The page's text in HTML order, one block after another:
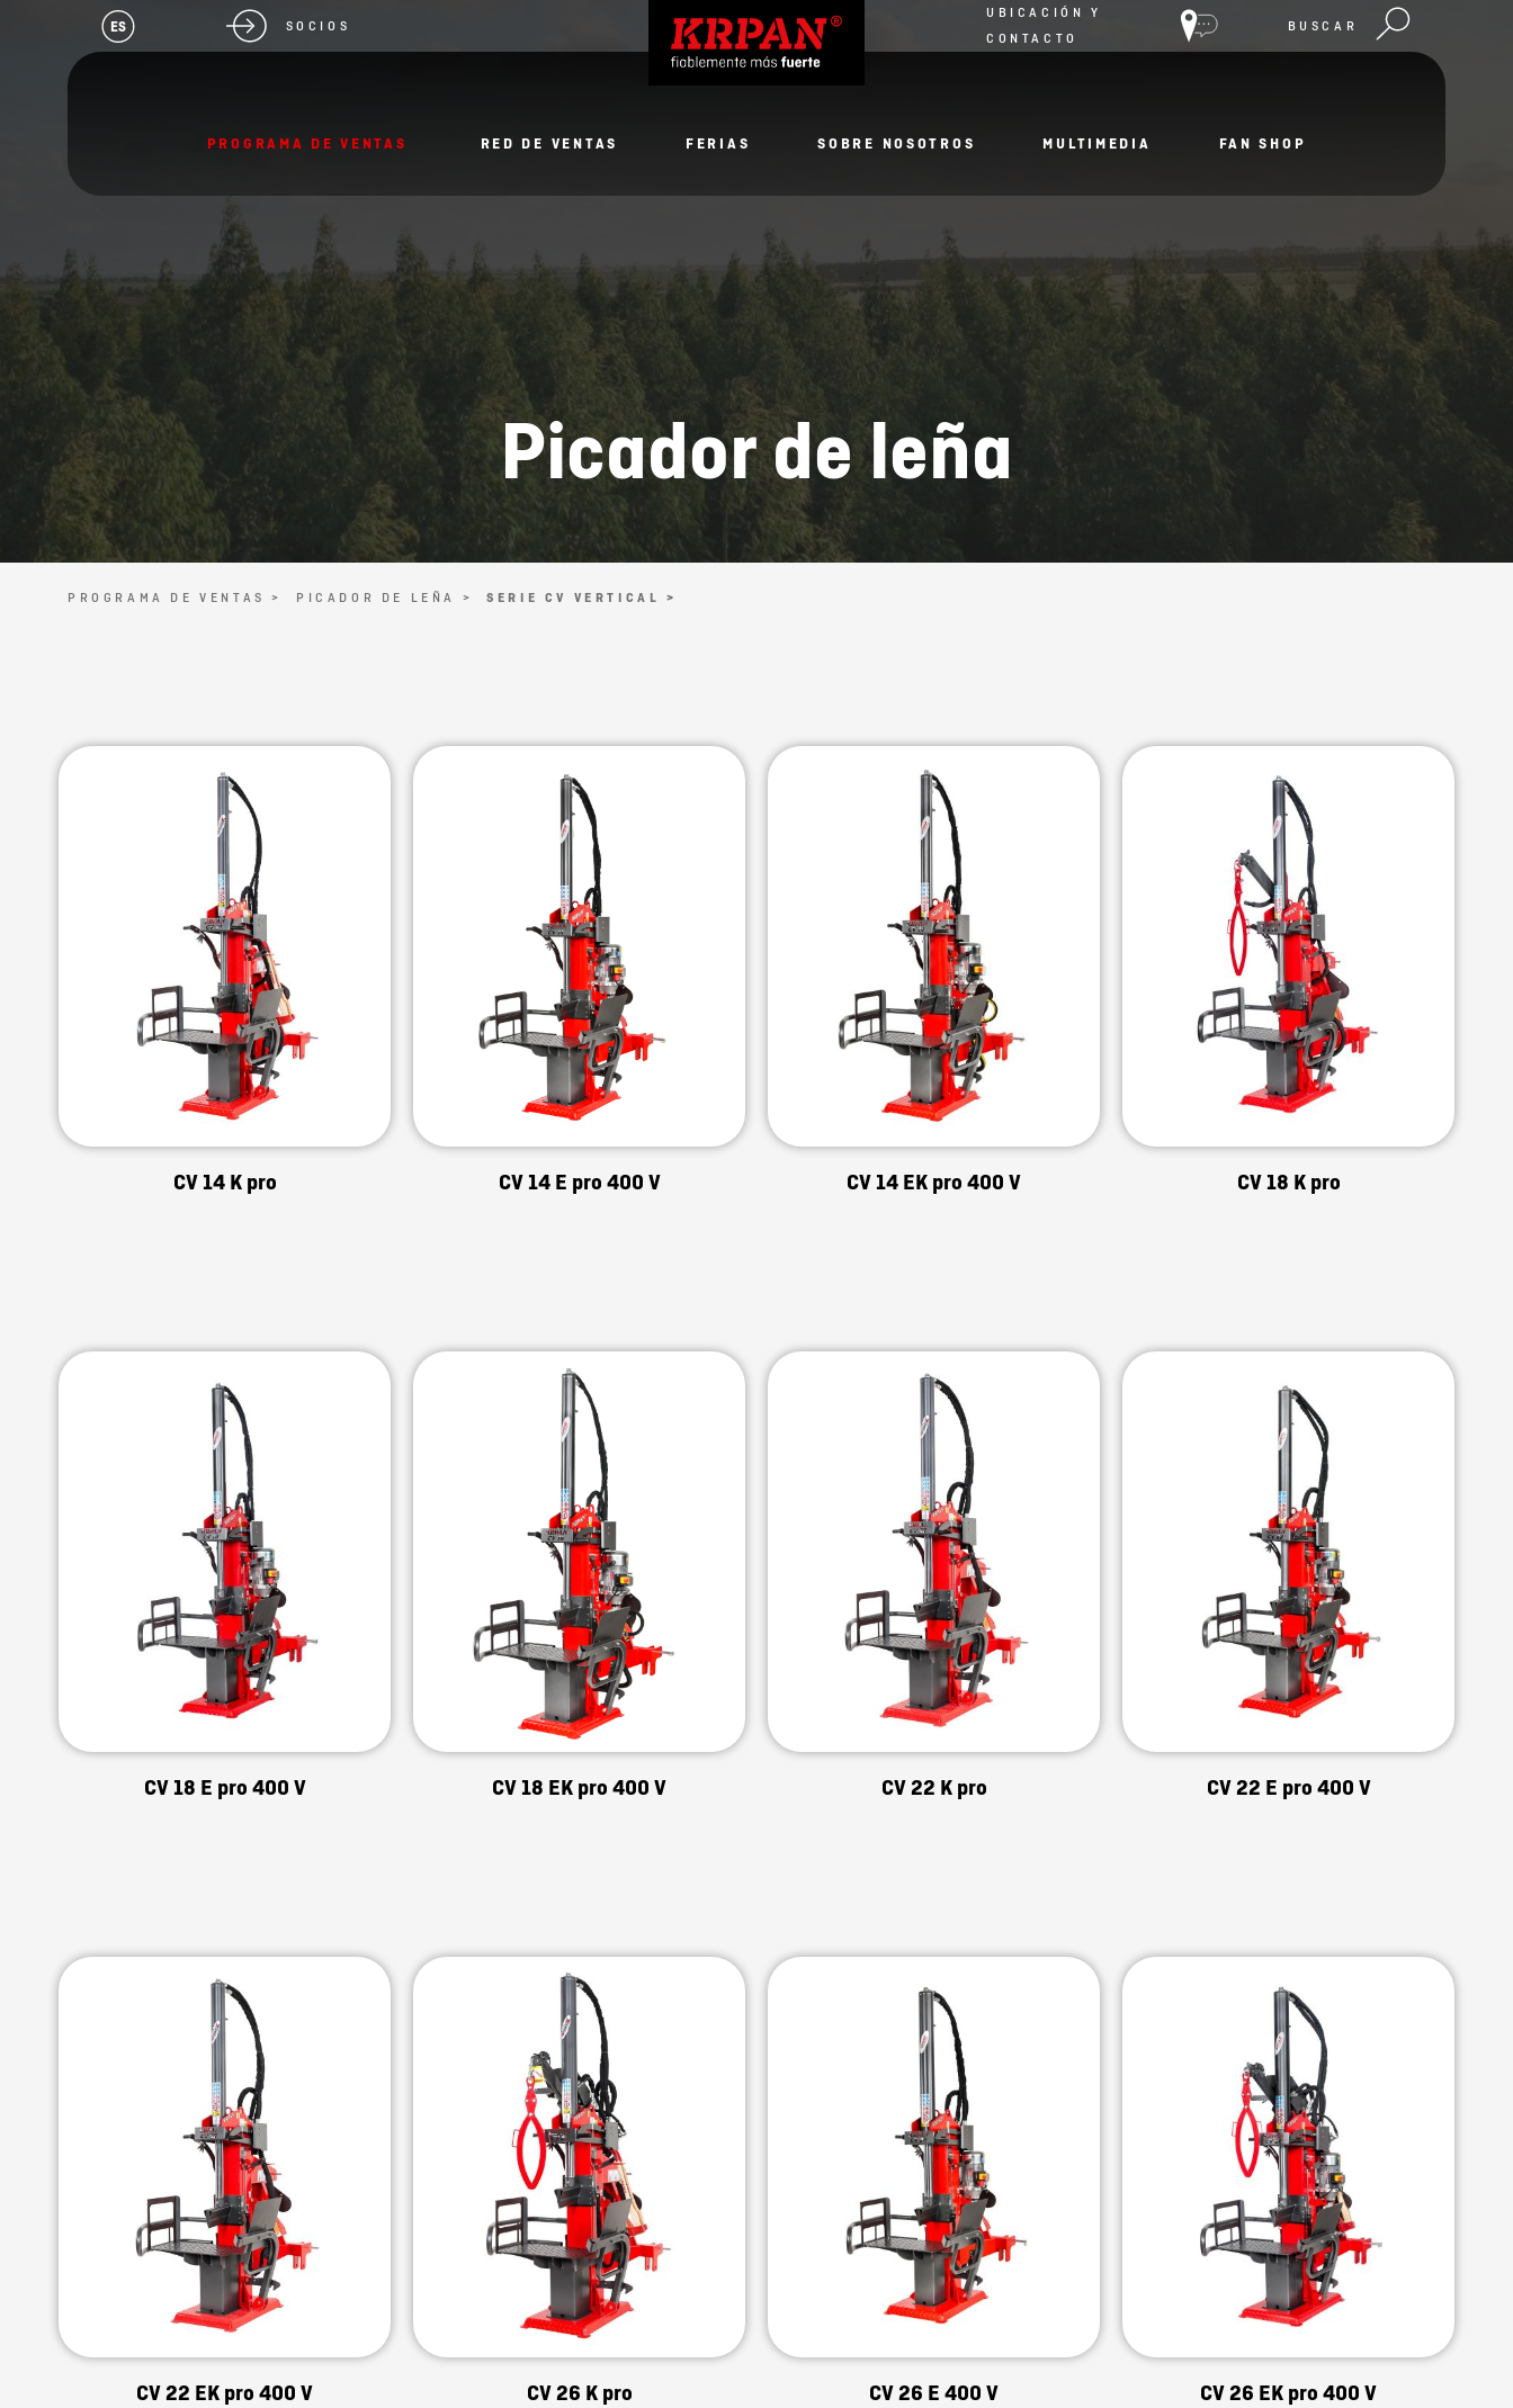
ES SOCIOS
UBICACIÓN Y
CONTACTO
BUSCAR
PROGRAMA DE VENTAS RED DE VENTAS FERIAS SOBRE NOSOTROS MULTIMEDIA FAN SHOP
Picador de leña
PROGRAMA DE VENTAS > PICADOR DE LEÑA > SERIE CV VERTICAL >
CV 14 K pro CV 14 E pro 400 V CV 14 EK pro 400 V CV 18 K pro
CV 18 E pro 400 V CV 18 EK pro 400 V CV 22 K pro CV 22 E pro 400 V
CV 22 EK pro 400 V CV 26 K pro CV 26 E 400 V CV 26 EK pro 400 V